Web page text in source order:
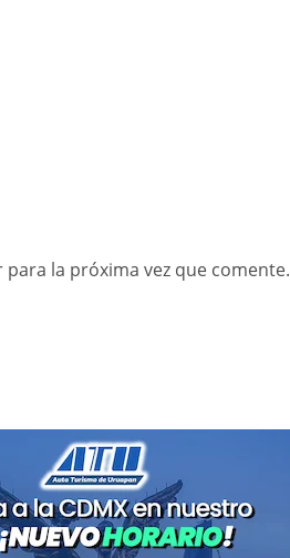
la próxima vez que comente.